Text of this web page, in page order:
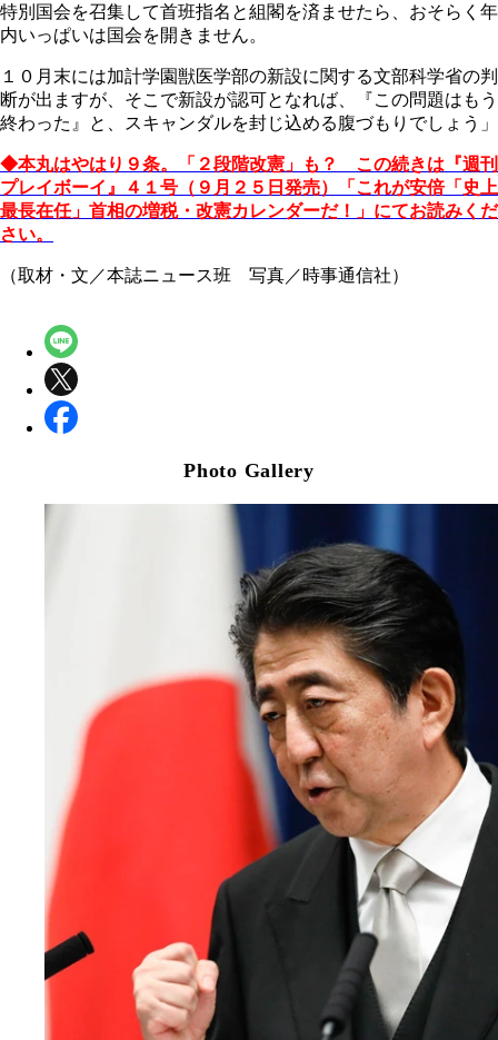
特別国会を召集して首班指名と組閣を済ませたら、おそらく年
内いっぱいは国会を開きません。
１０月末には加計学園獣医学部の新設に関する文部科学省の判
断が出ますが、そこで新設が認可となれば、『この問題はもう
終わった』と、スキャンダルを封じ込める腹づもりでしょう」
◆本丸はやはり９条。「２段階改憲」も？ この続きは『週刊
プレイボーイ』４１号（９月２５日発売）「これが安倍「史上
最長在任」首相の増税・改憲カレンダーだ！」にてお読みくだ
さい。
（取材・文／本誌ニュース班 写真／時事通信社）
Photo Gallery